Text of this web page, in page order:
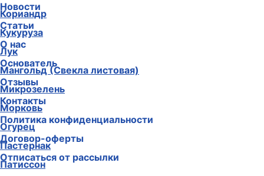
Кориандр
Кукуруза
Лук
Мангольд (Свекла листовая)
Микрозелень
Морковь
Огурец
Пастернак
Патиссон
Новости
Статьи
О нас
Основатель
Отзывы
Контакты
Политика конфиденциальности
Договор-оферты
Отписаться от рассылки